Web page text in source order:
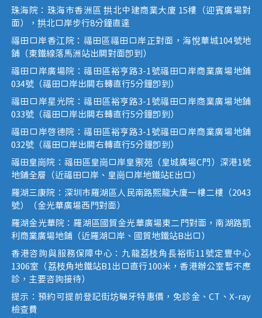
珠海院：珠海市香洲區 拱北中建商業大廈 15樓（迎賓廣場對
面），拱北口岸步行8分鐘直達
福田口岸香江院：福田區福田口岸正對面，海悅華城104號地
鋪（東鐵線落馬洲站出關對面即到）
福田口岸廣場院：福田區裕亨路3-1號福田口岸商業廣場地鋪
034號（福田口岸出關右轉直行5分鐘即到）
福田口岸星光院：福田區裕亨路3-1號福田口岸商業廣場地鋪
033號（福田口岸出關右轉直行5分鐘即到）
福田口岸啟德院：福田區裕亨路3-1號福田口岸商業廣場地鋪
032號（福田口岸出關右轉直行5分鐘即到）
福田皇崗院：福田區皇崗口岸皇禦苑（皇城廣場C門）深港1號
地鋪全層（近福田口岸、皇崗口岸地鐵站E出口）
羅湖三康院：深圳市羅湖區人民南路熙龍大廈一樓二樓（2043
號）（金光華廣場西門對面）
羅湖金光華院：羅湖區國貿金光華廣場東二門對面，南湖路凱
利商業廣場地鋪（近羅湖口岸、國貿地鐵站B出口）
香港咨詢與服務保障中心：九龍荔枝角長裕街11號定豐中心
1306室（荔枝角地鐵站B1出口直行100米，香港辦公室暫不應
診，主要咨詢接待）
提示：預約可提前登記街坊睇牙特惠價，免診金、CT、X-ray
檢查費